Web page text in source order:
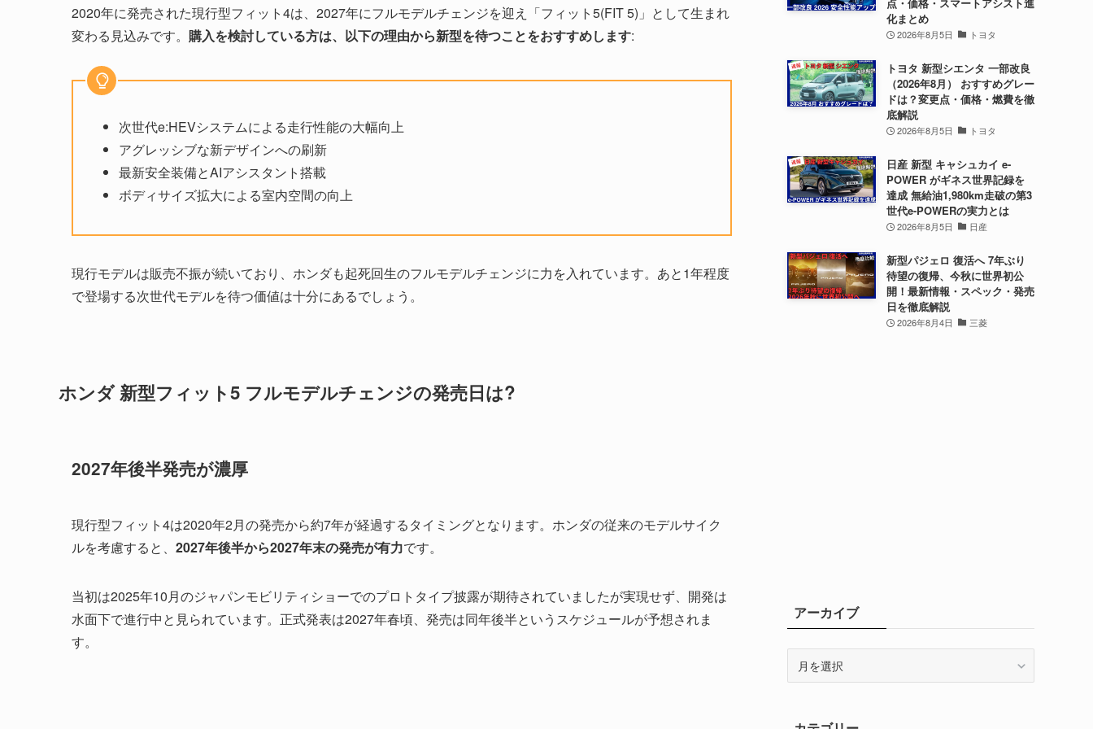
2020年に発売された現行型フィット4は、2027年にフルモデルチェンジを迎え「フィット5(FIT 5)」として生まれ
変わる見込みです。 購入を検討している方は、以下の理由から新型を待つことをおすすめします:
次世代e:HEVシステムによる走行性能の大幅向上
アグレッシブな新デザインへの刷新
最新安全装備とAIアシスタント搭載
ボディサイズ拡大による室内空間の向上
現行モデルは販売不振が続いており、ホンダも起死回生のフルモデルチェンジに力を入れています。あと1年程度
で登場する次世代モデルを待つ価値は十分にあるでしょう。
ホンダ 新型フィット5 フルモデルチェンジの発売日は?
2027年後半発売が濃厚
現行型フィット4は2020年2月の発売から約7年が経過するタイミングとなります。ホンダの従来のモデルサイク
ルを考慮すると、 2027年後半から2027年末の発売が有力です。
当初は2025年10月のジャパンモビリティショーでのプロトタイプ披露が期待されていましたが実現せず、開発は
水面下で進行中と見られています。正式発表は2027年春頃、発売は同年後半というスケジュールが予想されま
す。
化まとめ
2026年8月5日 トヨタ
トヨタ 新型シエンタ 一部改良
（2026年8月） おすすめグレー
ドは？変更点・価格・燃費を徹
底解説
2026年8月5日 トヨタ
日産 新型 キャシュカイ e-
POWER がギネス世界記録を
達成 無給油1,980km走破の第3
世代e-POWERの実力とは
2026年8月5日 日産
新型パジェロ 復活へ 7年ぶり
待望の復帰、今秋に世界初公
開！最新情報・スペック・発売
日を徹底解説
2026年8月4日 三菱
アーカイブ